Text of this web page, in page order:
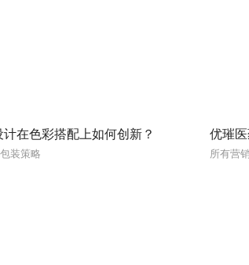
在色彩搭配上如何创新？
装策略
优璀
所有营